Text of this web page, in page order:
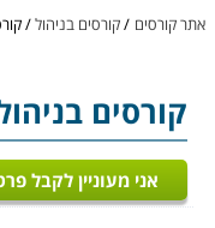
אתר קורסים /קורסים בניהול/
קורסים
אני מעוניין לקבל